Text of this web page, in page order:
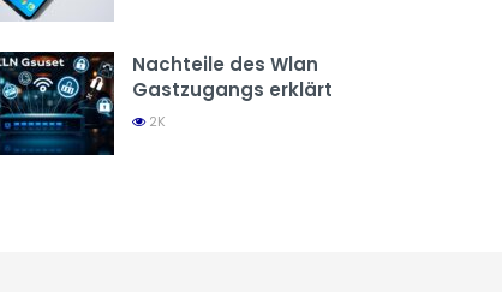
Nachteile des Wlan
Gastzugangs erklärt
2K